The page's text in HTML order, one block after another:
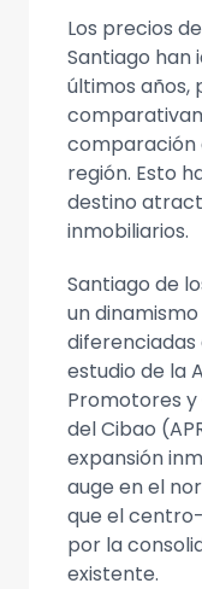
Los precios
Santiago han
últimos años,
comparación
región. Esto
destino
inmobiliarios.
Santiago de
un
diferenciadas
estudio de la
Promotores
del Cibao
expansión
auge en el
que el
por la
existente.